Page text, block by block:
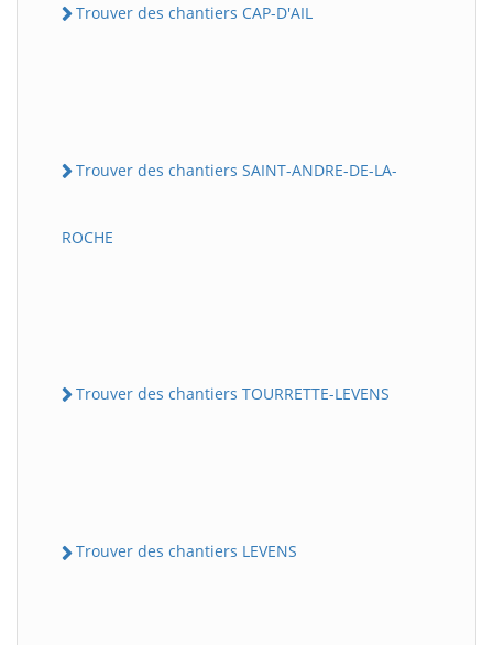
Trouver des chantiers CAP-D'AIL
Trouver des chantiers SAINT-ANDRE-DE-LA-
ROCHE
Trouver des chantiers TOURRETTE-LEVENS
Trouver des chantiers LEVENS